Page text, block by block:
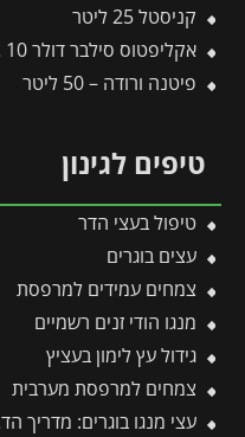
קניסטל 25 ליטר
אקליפטוס סילבר דולר 10 ליטר
פיטנה ורודה – 50 ליטר
טיפים לגינון
טיפול בעצי הדר
עצים בוגרים
צמחים עמידים למרפסת
מנגו הודי זנים רשמיים
גידול עץ לימון בעציץ
צמחים למרפסת מערבית
עצי מנגו בוגרים: מדריך הדרך המהירה לפירות וצל בגינה